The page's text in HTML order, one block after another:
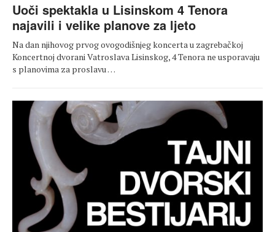
Uoči spektakla u Lisinskom 4 Tenora
najavili i velike planove za ljeto
Na dan njihovog prvog ovogodišnjeg koncerta u zagrebačkoj
Koncertnoj dvorani Vatroslava Lisinskog, 4 Tenora ne usporavaju
s planovima za proslavu …